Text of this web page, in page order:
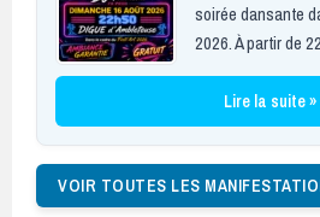
soirée dansante
2026. À partir de
Lire la suite »
VOIR TOUTES LES